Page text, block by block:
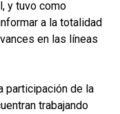
y tuvo como
a la totalidad
en las líneas
participación de la
trabajando